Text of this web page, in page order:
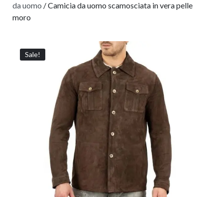
da uomo / Camicia da uomo scamosciata in vera pelle
moro
Sale!